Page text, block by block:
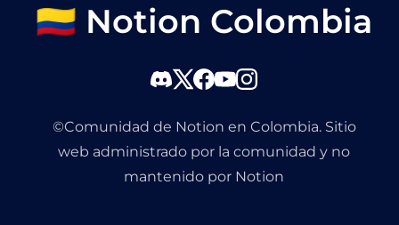
🇨🇴 Notion Colombia
©Comunidad de Notion en Colombia. Sitio
web administrado por la comunidad y no
mantenido por Notion